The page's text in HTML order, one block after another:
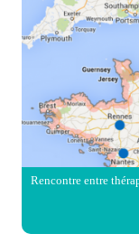
Rencontre entre